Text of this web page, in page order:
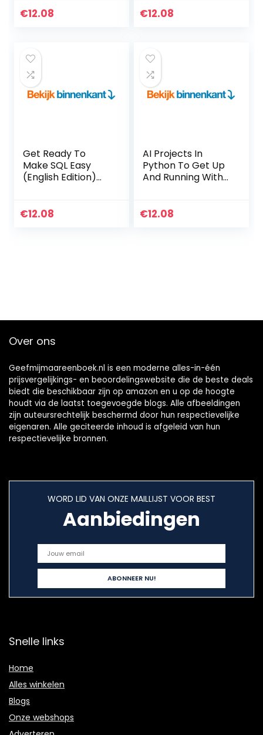
editie
€12.08
Edition) Kindle-
€12.08
Get Ready To
Make SQL Easy
(English Edition)
€12.08
AI Projects In
Python To Get Up
And Running With
(English Edition)
€12.08
Over ons
Geefmijmaareenboek.nl is een moderne alles-in-één
prijsvergelijkings- en beoordelingswebsite die de beste deals
biedt die beschikbaar zijn op amazon en u op de hoogte
houdt via de laatst toegevoegde blogs. Alle afbeeldingen
zijn auteursrechtelijk beschermd door hun respectievelijke
eigenaren. Alle geciteerde inhoud is afgeleid van hun
respectievelijke bronnen.
WORD LID VAN ONZE MAILLIJST VOOR BEST
Aanbiedingen
Snelle links
Home
Alles winkelen
Blogs
Onze webshops